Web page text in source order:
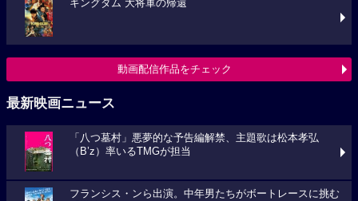
キングダム 大将軍の帰還
動画配信作品をチェック
最新映画ニュース
「八つ墓村」悪夢的な予告編解禁、主題歌は松本孝弘
（B’z）率いるTMGが担当
フランシス・ンら出演。中年男たちがボートレースに挑む